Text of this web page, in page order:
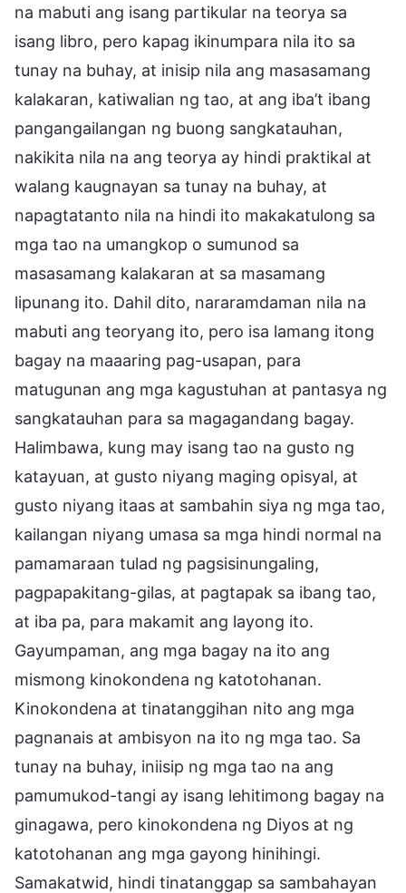
na mabuti ang isang partikular na teorya sa
isang libro, pero kapag ikinumpara nila ito sa
tunay na buhay, at inisip nila ang masasamang
kalakaran, katiwalian ng tao, at ang iba’t ibang
pangangailangan ng buong sangkatauhan,
nakikita nila na ang teorya ay hindi praktikal at
walang kaugnayan sa tunay na buhay, at
napagtatanto nila na hindi ito makakatulong sa
mga tao na umangkop o sumunod sa
masasamang kalakaran at sa masamang
lipunang ito. Dahil dito, nararamdaman nila na
mabuti ang teoryang ito, pero isa lamang itong
bagay na maaaring pag-usapan, para
matugunan ang mga kagustuhan at pantasya ng
sangkatauhan para sa magagandang bagay.
Halimbawa, kung may isang tao na gusto ng
katayuan, at gusto niyang maging opisyal, at
gusto niyang itaas at sambahin siya ng mga tao,
kailangan niyang umasa sa mga hindi normal na
pamamaraan tulad ng pagsisinungaling,
pagpapakitang-gilas, at pagtapak sa ibang tao,
at iba pa, para makamit ang layong ito.
Gayumpaman, ang mga bagay na ito ang
mismong kinokondena ng katotohanan.
Kinokondena at tinatanggihan nito ang mga
pagnanais at ambisyon na ito ng mga tao. Sa
tunay na buhay, iniisip ng mga tao na ang
pamumukod-tangi ay isang lehitimong bagay na
ginagawa, pero kinokondena ng Diyos at ng
katotohanan ang mga gayong hinihingi.
Samakatwid, hindi tinatanggap sa sambahayan